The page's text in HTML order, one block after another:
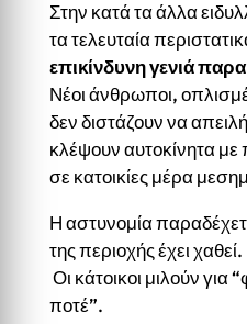
Στην κατά τα άλλα
τα τελευταία
επικίνδυνη γενιά
Νέοι άνθρωποι,
δεν διστάζουν να
κλέψουν αυτοκίνητα
σε κατοικίες μέρα
Η αστυνομία
της περιοχής έχει χαθεί.
Οι κάτοικοι μιλούν
ποτέ”.